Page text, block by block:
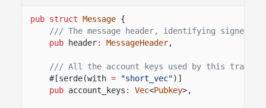
pub struct Message {
/// The message header, identifying signed
pub
header: MessageHeader,
/// All the account keys used by this
#[serde(with = "short_vec")]
pub account_keys : Vec<Pubkey>,